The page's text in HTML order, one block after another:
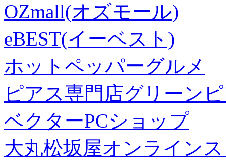
OZmall(オズモール)
eBEST(イーベスト)
ホットペッパーグルメ
ピアス専門店グリーン
ベクターPCショップ
大丸松坂屋オンライン